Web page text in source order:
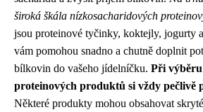
široká škála nízkosacharidových
jsou proteinové tyčinky, koktejly, jogurty
vám pomohou snadno a chutně doplnit
bílkovin do vašeho jídelníčku. Při
proteinových produktů si vždy pečlivě
Některé produkty mohou obsahovat